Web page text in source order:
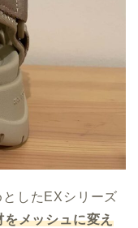
したEXシリーズ
をメッシュに変え